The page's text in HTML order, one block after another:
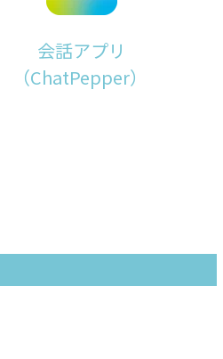
会話アプリ
（ChatPepper）